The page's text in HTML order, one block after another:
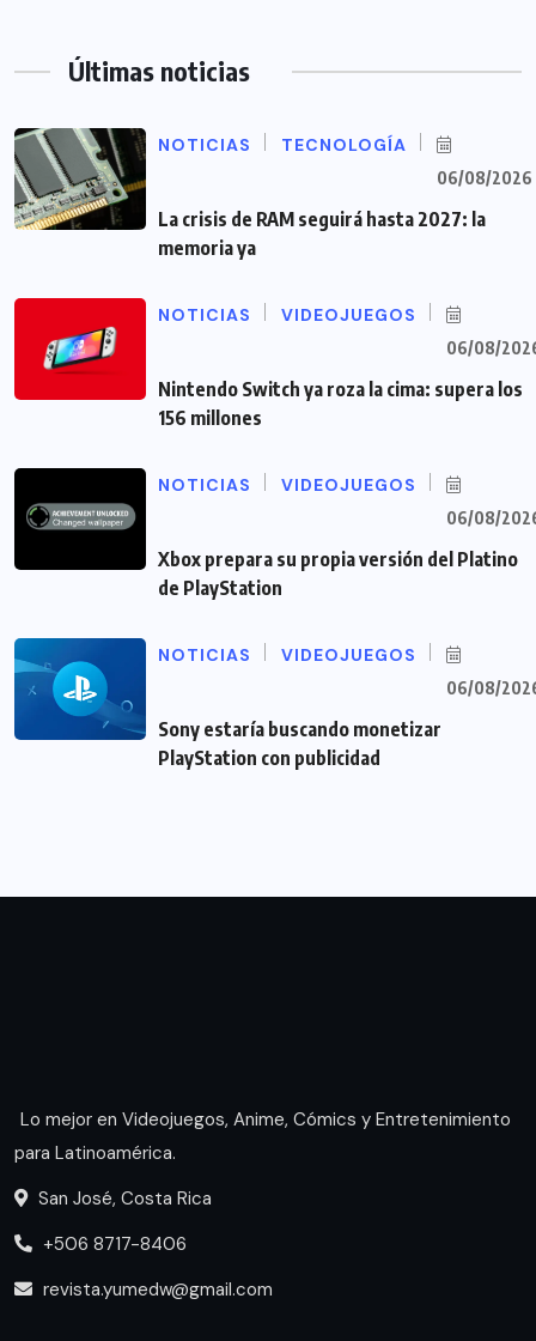
Últimas noticias
NOTICIAS TECNOLOGÍA
06/08/2026
La crisis de RAM seguirá hasta 2027: la
memoria ya
NOTICIAS VIDEOJUEGOS
06/08/
Nintendo Switch ya roza la cima: supera los
156 millones
NOTICIAS VIDEOJUEGOS
06/08/
Xbox prepara su propia versión del Platino
de PlayStation
NOTICIAS VIDEOJUEGOS
06/08/
Sony estaría buscando monetizar
PlayStation con publicidad
Lo mejor en Videojuegos, Anime, Cómics y Entretenimiento
para Latinoamérica.
San José, Costa Rica
+506 8717-8406
revista.yumedw@gmail.com